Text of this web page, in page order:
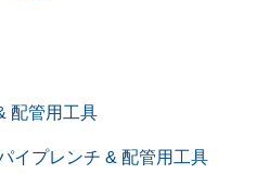
配管用工具
イプレンチ & 配管用工具